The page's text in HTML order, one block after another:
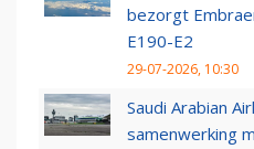
bezorgt
E190-E2
29-07-2026, 10:30
Saudi Arabian
samenwerking